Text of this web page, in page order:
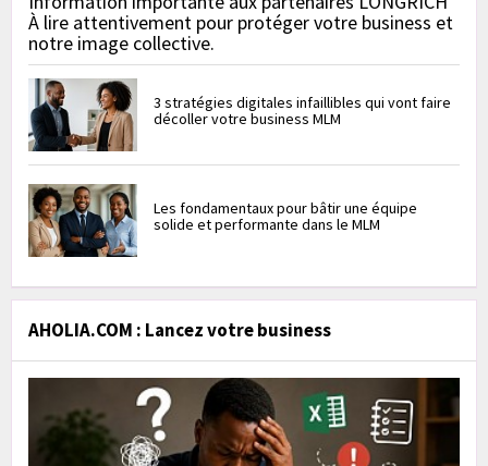
À lire attentivement pour protéger votre business et
notre image collective.
3 stratégies digitales infaillibles qui vont faire
décoller votre business MLM
Les fondamentaux pour bâtir une équipe
solide et performante dans le MLM
AHOLIA.COM : Lancez votre business